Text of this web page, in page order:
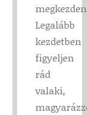
Legalább
kezdetben
figyeljen
rád
valaki,